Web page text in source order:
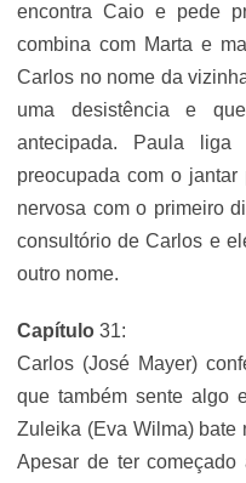
encontra Caio e pede
combina com Marta e
Carlos no nome da
uma desistência e
antecipada. Paula
preocupada com o
nervosa com o primeiro
consultório de Carlos e
outro nome.
Capítulo 31:
Carlos (José Mayer)
que também sente algo
Zuleika (Eva Wilma) bate
Apesar de ter